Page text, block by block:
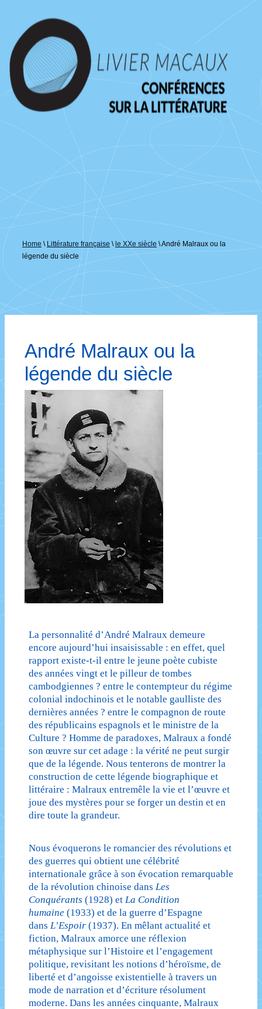
contenu
principal
Home \ Littérature française \ le XXe siècle \André Malraux ou la
légende du siècle
André Malraux ou la
légende du siècle
La personnalité d’André Malraux demeure
encore aujourd’hui insaisissable : en effet, quel
rapport existe-t-il entre le jeune poète cubiste
des années vingt et le pilleur de tombes
cambodgiennes ? entre le contempteur du régime
colonial indochinois et le notable gaulliste des
dernières années ? entre le compagnon de route
des républicains espagnols et le ministre de la
Culture ? Homme de paradoxes, Malraux a fondé
son œuvre sur cet adage : la vérité ne peut surgir
que de la légende. Nous tenterons de montrer la
construction de cette légende biographique et
littéraire : Malraux entremêle la vie et l’œuvre et
joue des mystères pour se forger un destin et en
dire toute la grandeur.
Nous évoquerons le romancier des révolutions et
des guerres qui obtient une célébrité
internationale grâce à son évocation remarquable
de la révolution chinoise dans Les
Conquérants (1928) et La Condition
humaine(1933) et de la guerre d’Espagne
dans L’Espoir (1937). En mêlant actualité et
fiction, Malraux amorce une réflexion
métaphysique sur l’Histoire et l’engagement
politique, revisitant les notions d’héroïsme, de
liberté et d’angoisse existentielle à travers un
mode de narration et d’écriture résolument
moderne. Dans les années cinquante, Malraux